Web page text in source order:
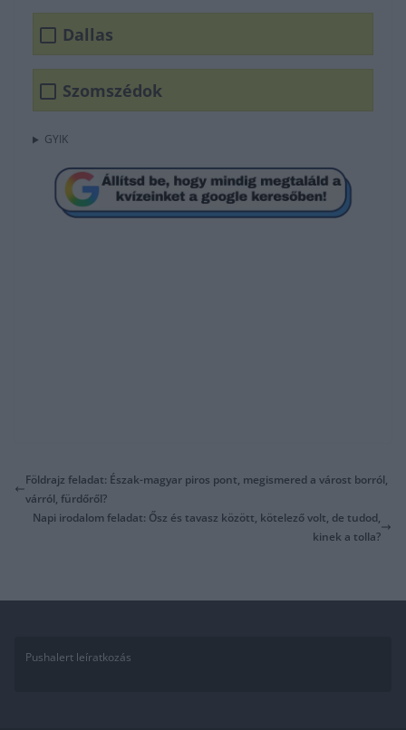
Dallas
Szomszédok
GYIK
Földrajz feladat: Észak-magyar piros pont, megismered a várost borról,
várról, fürdőről?
Napi irodalom feladat: Ősz és tavasz között, kötelező volt, de tudod,
kinek a tolla?
Pushalert leíratkozás